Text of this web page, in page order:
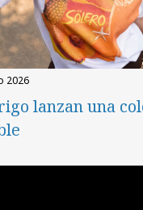
2026
lanzan una